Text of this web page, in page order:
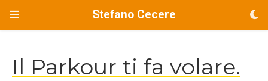
Stefano Cecere
Il Parkour ti fa volare.